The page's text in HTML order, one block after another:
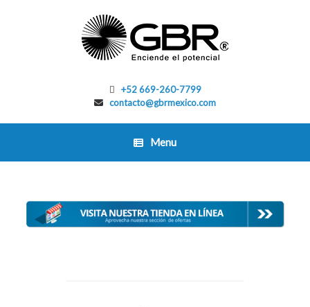
+52 669-260-7799
contacto@gbrmexico.com
Menu